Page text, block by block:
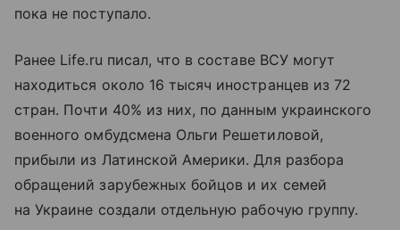
пока не поступало.
Ранее Life.ru писал, что в составе ВСУ могут
находиться около 16 тысяч иностранцев из 72
стран. Почти 40% из них, по данным украинского
военного омбудсмена Ольги Решетиловой,
прибыли из Латинской Америки. Для разбора
обращений зарубежных бойцов и их семей
на Украине создали отдельную рабочую группу.